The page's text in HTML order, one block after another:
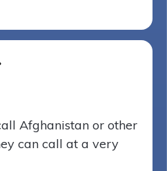
Afghanistan or other
can call at a very